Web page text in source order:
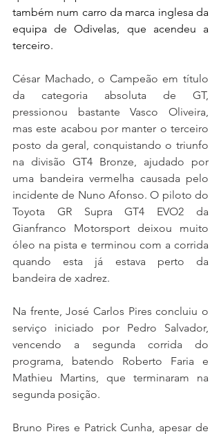
também num carro da marca inglesa da
equipa de Odivelas, que acendeu a
terceiro.
César Machado, o Campeão em título
da categoria absoluta de GT,
pressionou bastante Vasco Oliveira,
mas este acabou por manter o terceiro
posto da geral, conquistando o triunfo
na divisão GT4 Bronze, ajudado por
uma bandeira vermelha causada pelo
incidente de Nuno Afonso. O piloto do
Toyota GR Supra GT4 EVO2 da
Gianfranco Motorsport deixou muito
óleo na pista e terminou com a corrida
quando esta já estava perto da
bandeira de xadrez.
Na frente, José Carlos Pires concluiu o
serviço iniciado por Pedro Salvador,
vencendo a segunda corrida do
programa, batendo Roberto Faria e
Mathieu Martins, que terminaram na
segunda posição.
Bruno Pires e Patrick Cunha, apesar de